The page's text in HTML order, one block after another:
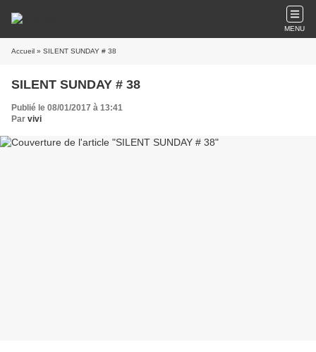
MENU
Accueil » SILENT SUNDAY # 38
SILENT SUNDAY # 38
Publié le 08/01/2017 à 13:41
Par vivi